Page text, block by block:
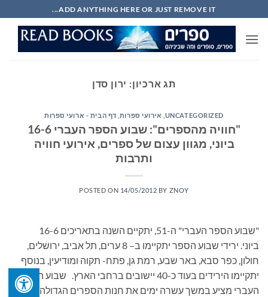
to
content
ADD ANYTHING HERE OR JUST REMOVE IT...
תג ארכיון: ירון סדן
UNCATEGORIZED אירועי ספרות דף הבית - ארועי ספרות
"חוויה מהספרים": שבוע הספר העברי 16-6
ביוני, מגוון עצום של ספרים, אירועי חוויה
ותרבות
POSTED ON 14/05/2012 BY ZNOY
"שבוע הספר העברי" ה-51, יתקיים השנה בתאריכים 16-6
ביוני. ירידי שבוע הספר יתקיימו ב– 8 ערים, תל אביב, ירושלים,
חולון, כפר סבא, באר שבע, רמת גן, פתח- תקוה ומודיעין, בנוסף
יתקיימו הירידים בעוד כ-40 יישובים ברחבי הארץ. שבוע הספר
העברי מציע במשך עשרה ימים את חנות הספרים הגדולה